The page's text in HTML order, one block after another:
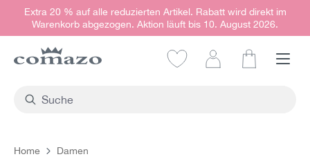
springen
Extra 20 % auf alle reduzierten Artikel. Rabatt wird direkt im
Warenkorb abgezogen. Aktion läuft bis 10. August 2026.
Home Damen